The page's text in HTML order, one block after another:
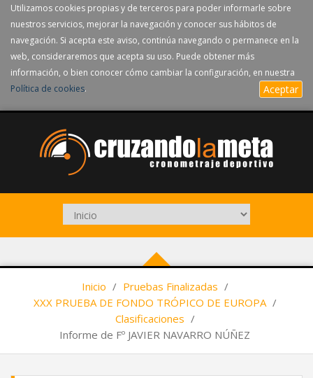
Utilizamos cookies propias y de terceros para poder informarle sobre
nuestros servicios, mejorar la navegación y conocer sus hábitos de
navegación. Si acepta este aviso, continúa navegando o permanece en la
web, consideraremos que acepta su uso. Puede obtener más
información, o bien conocer cómo cambiar la configuración, en nuestra
Política de cookies. Aceptar
Inicio / Pruebas Finalizadas /
XXX PRUEBA DE FONDO TRÓPICO DE EUROPA /
Clasificaciones /
Informe de Fº JAVIER NAVARRO NÚÑEZ